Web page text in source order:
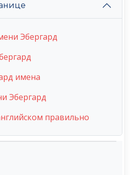
Эбергард
имена
Эбергард
правильно